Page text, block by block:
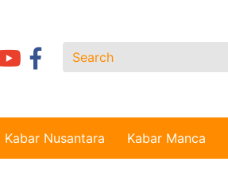
Kabar Nusantara Kabar Manca